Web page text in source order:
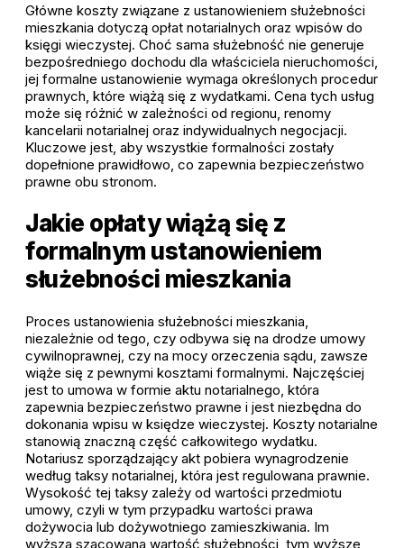
Główne koszty związane z ustanowieniem służebności
mieszkania dotyczą opłat notarialnych oraz wpisów do
księgi wieczystej. Choć sama służebność nie generuje
bezpośredniego dochodu dla właściciela nieruchomości,
jej formalne ustanowienie wymaga określonych procedur
prawnych, które wiążą się z wydatkami. Cena tych usług
może się różnić w zależności od regionu, renomy
kancelarii notarialnej oraz indywidualnych negocjacji.
Kluczowe jest, aby wszystkie formalności zostały
dopełnione prawidłowo, co zapewnia bezpieczeństwo
prawne obu stronom.
Jakie opłaty wiążą się z
formalnym ustanowieniem
służebności mieszkania
Proces ustanowienia służebności mieszkania,
niezależnie od tego, czy odbywa się na drodze umowy
cywilnoprawnej, czy na mocy orzeczenia sądu, zawsze
wiąże się z pewnymi kosztami formalnymi. Najczęściej
jest to umowa w formie aktu notarialnego, która
zapewnia bezpieczeństwo prawne i jest niezbędna do
dokonania wpisu w księdze wieczystej. Koszty notarialne
stanowią znaczną część całkowitego wydatku.
Notariusz sporządzający akt pobiera wynagrodzenie
według taksy notarialnej, która jest regulowana prawnie.
Wysokość tej taksy zależy od wartości przedmiotu
umowy, czyli w tym przypadku wartości prawa
dożywocia lub dożywotniego zamieszkiwania. Im
wyższa szacowana wartość służebności, tym wyższe